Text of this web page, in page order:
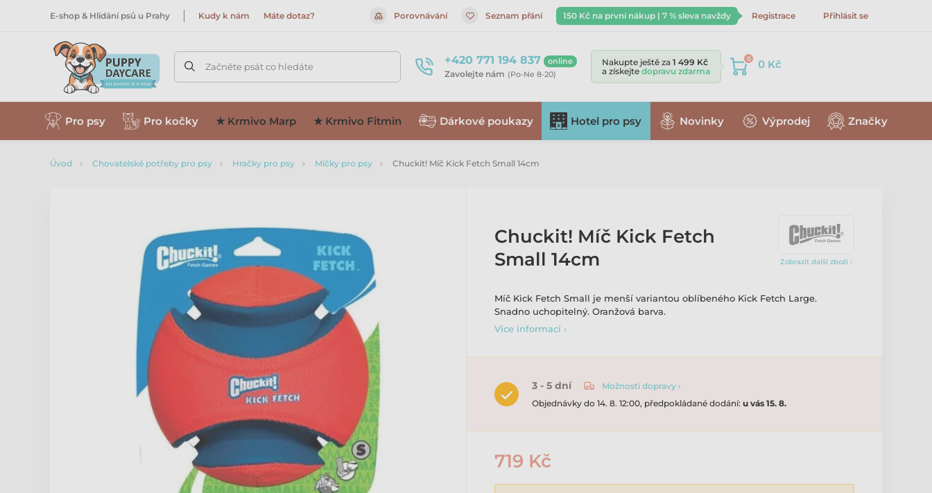
E-shop & Hlídání psů u Prahy Kudy k nám Máte dotaz? Porovnávání Seznam přání 150 Kč na první nákup | 7 % sleva navždy Registrace Přihlásit se
Začněte psát co hledáte +420 771 194 837 online
Zavolejte nám (Po-Ne 8-20)
Nakupte ještě za 1 499 Kč
a získejte dopravu zdarma
0 0 Kč
Pro psy Pro kočky ★ Krmivo Marp ★ Krmivo Fitmin Dárkové poukazy Hotel pro psy Novinky Výprodej Značky
Úvod Chovatelské potřeby pro psy Hračky pro psy Míčky pro psy Chuckit! Míč Kick Fetch Small 14cm
Zobrazit další zboží ›
Chuckit! Míč Kick Fetch
Small 14cm
Míč Kick Fetch Small je menší variantou oblíbeného Kick Fetch Large.
Snadno uchopitelný. Oranžová barva.
Více informací ›
3 - 5 dní
Možnosti dopravy ›
Objednávky do 14. 8. 12:00, předpokládané dodání: u vás 15. 8.
719 Kč